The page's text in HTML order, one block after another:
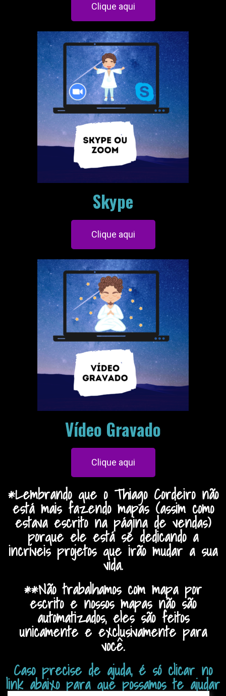
Clique aqui
Skype
Clique aqui
Vídeo Gravado
Clique aqui
*Lembrando que o Thiago Cordeiro não
está mais fazendo mapas (assim como
estava escrito na página de vendas)
porque ele está se dedicando a
incríveis projetos que irão mudar a sua
vida.
**Não trabalhamos com mapa por
escrito e nossos mapas não são
automatizados, eles são feitos
unicamente e exclusivamente para
você.
Caso precise de ajuda, é só clicar no
link abaixo para que possamos te ajudar